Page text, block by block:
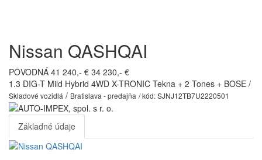
Nissan QASHQAI
PÔVODNÁ 41 240,- € 34 230,- €
1.3 DIG-T Mild Hybrid 4WD X-TRONIC Tekna + 2 Tones + BOSE /
Skladové vozidlá / Bratislava - predajňa / kód: SJNJ12TB7U2220501
Základné údaje